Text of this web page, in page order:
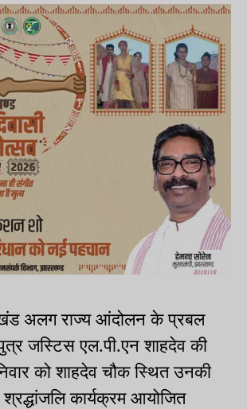
अलग राज्य आंदोलन के प्रबल
जस्टिस एल.पी.एन शाहदेव की
को शाहदेव चौक स्थित उनकी
कार्यक्रम आयोजित